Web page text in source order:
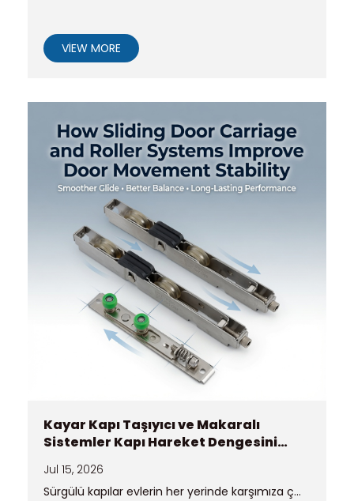
VIEW MORE
Kayar Kapı Taşıyıcı ve Makaralı
Sistemler Kapı Hareket Dengesini
Jul 15, 2026
Sürgülü kapılar evlerin her yerinde karşımıza ç...